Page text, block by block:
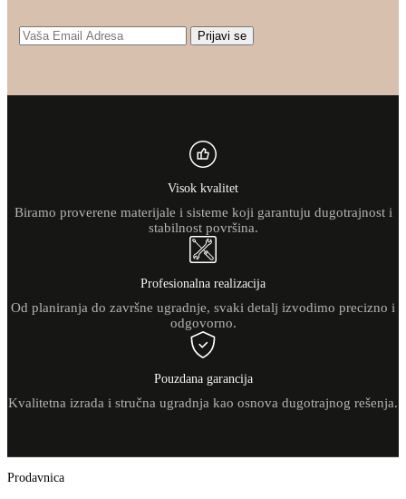
Prijavi se
Visok kvalitet
Biramo proverene materijale i sisteme koji garantuju dugotrajnost i
stabilnost površina.
Profesionalna realizacija
Od planiranja do završne ugradnje, svaki detalj izvodimo precizno i
odgovorno.
Pouzdana garancija
Kvalitetna izrada i stručna ugradnja kao osnova dugotrajnog rešenja.
Prodavnica